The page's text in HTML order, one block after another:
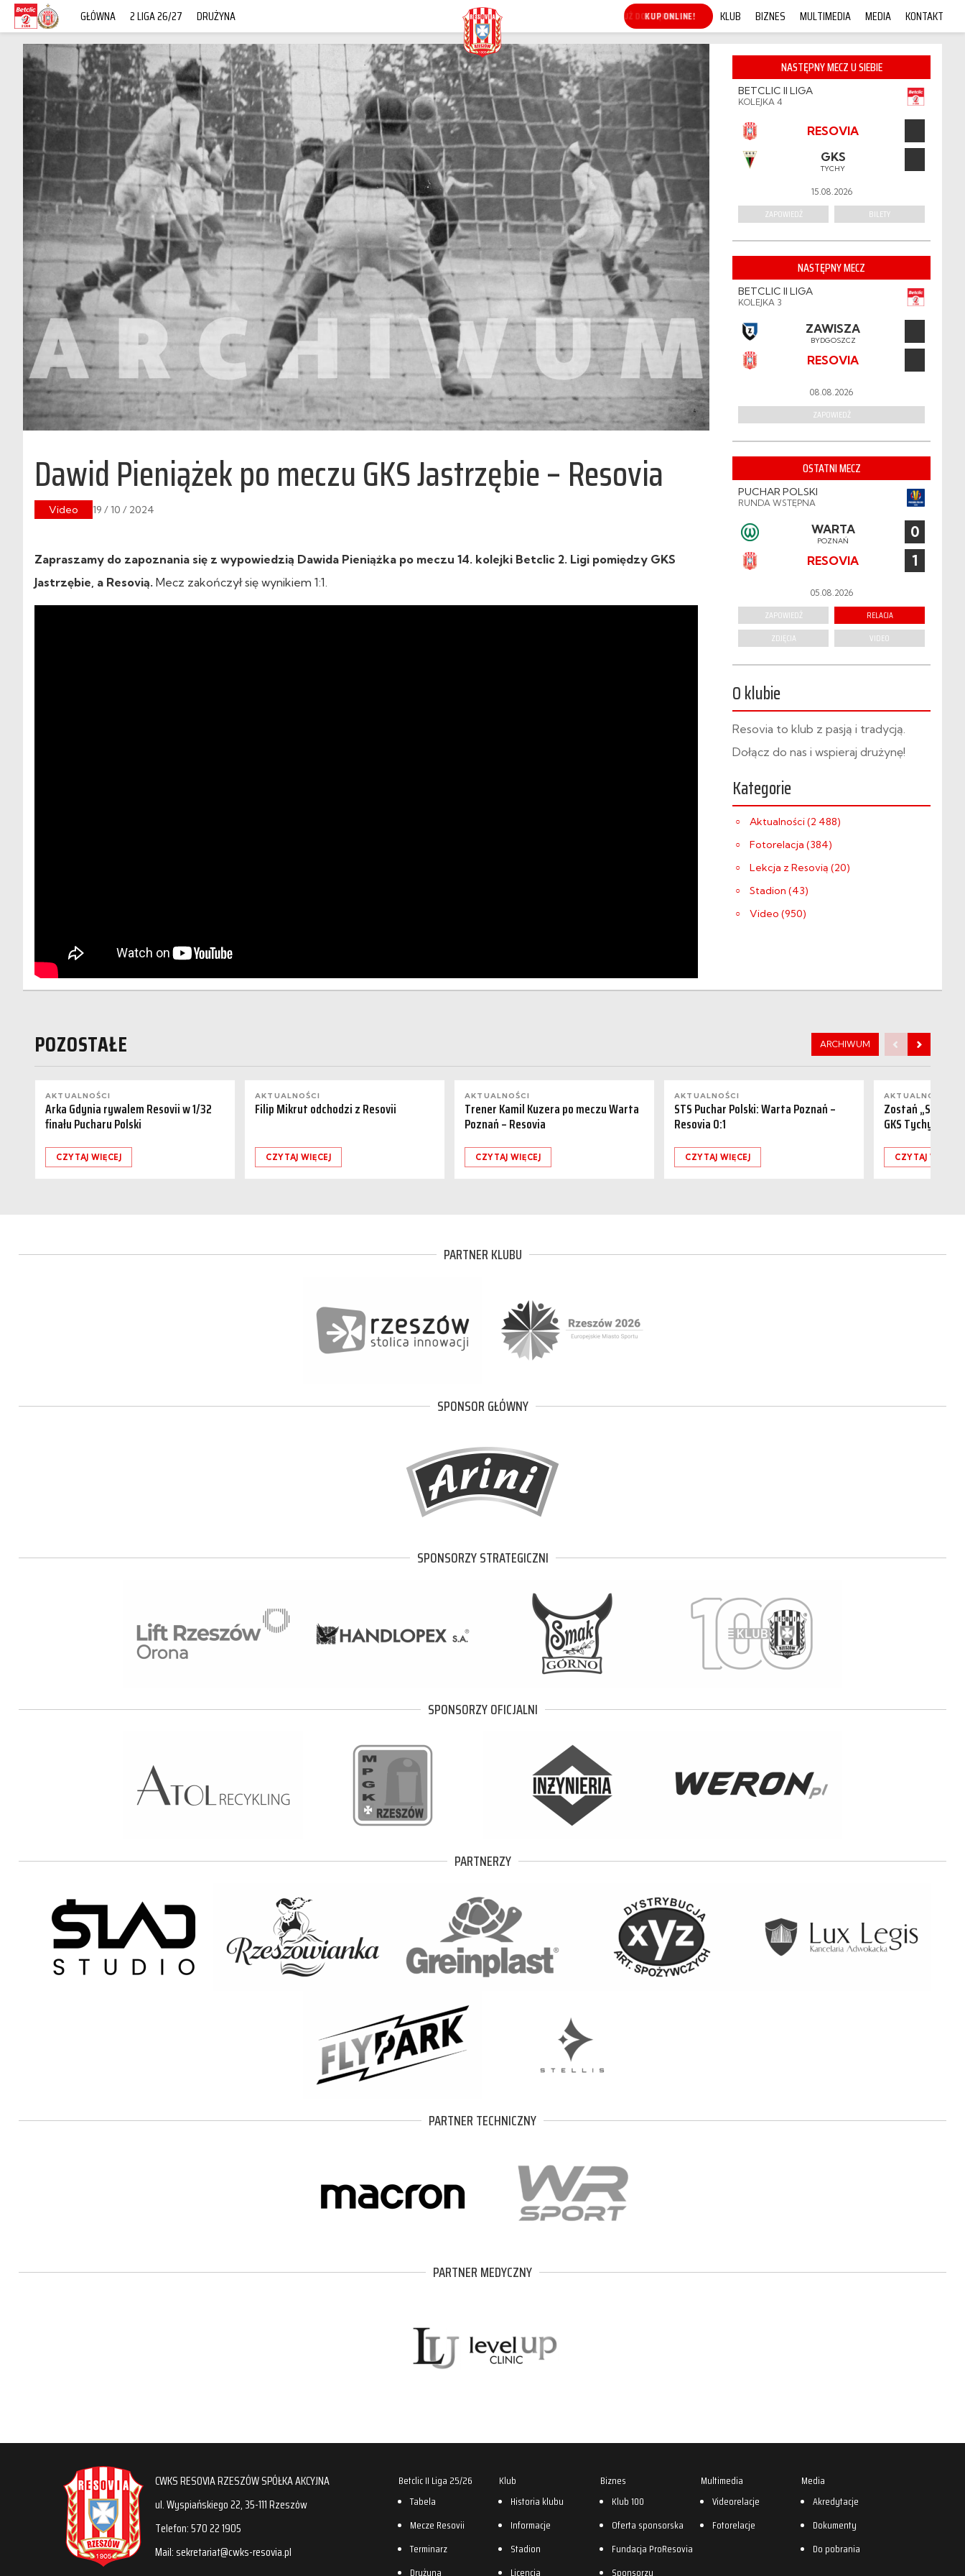
GŁÓWNA 2 LIGA 26/27 DRUŻYNA KUP ONLINE! KLUB BIZNES MULTIMEDIA MEDIA KONTAKT
Dawid Pieniążek po meczu GKS Jastrzębie – Resovia
Video 19 / 10 / 2024
Zapraszamy do zapoznania się z wypowiedzią Dawida Pieniążka po meczu 14. kolejki Betclic 2. Ligi pomiędzy GKS
Jastrzębie, a Resovią. Mecz zakończył się wynikiem 1:1.
NASTĘPNY MECZ U SIEBIE
BETCLIC II LIGA
KOLEJKA 4
RESOVIA
GKS
TYCHY
15.08.2026
ZAPOWIEDŹ BILETY
NASTĘPNY MECZ
BETCLIC II LIGA
KOLEJKA 3
ZAWISZA
BYDGOSZCZ
RESOVIA
08.08.2026
ZAPOWIEDŹ
OSTATNI MECZ
PUCHAR POLSKI
RUNDA WSTĘPNA
WARTA
POZNAŃ 0
RESOVIA 1
05.08.2026
ZAPOWIEDŹ
RELACJA
ZDJĘCIA
VIDEO
O klubie
Resovia to klub z pasją i tradycją.
Dołącz do nas i wspieraj drużynę!
Kategorie
Aktualności (2 488)
Fotorelacja (384)
Lekcja z Resovią (20)
Stadion (43)
Video (950)
POZOSTAŁE ARCHIWUM
AKTUALNOŚCI
Arka Gdynia rywalem Resovii w 1/32
finału Pucharu Polski
CZYTAJ WIĘCEJ
AKTUALNOŚCI
Filip Mikrut odchodzi z Resovii
CZYTAJ WIĘCEJ
AKTUALNOŚCI
Trener Kamil Kuzera po meczu Warta
Poznań – Resovia
CZYTAJ WIĘCEJ
AKTUALNOŚCI
STS Puchar Polski: Warta Poznań –
Resovia 0:1
CZYTAJ WIĘCEJ
AKTUALNOŚCI
Zostań
GKS Tychy
CZYTAJ WIĘCEJ
PARTNER KLUBU
SPONSOR GŁÓWNY
SPONSORZY STRATEGICZNI
SPONSORZY OFICJALNI
PARTNERZY
PARTNER TECHNICZNY
PARTNER MEDYCZNY
CWKS RESOVIA RZESZÓW SPÓŁKA AKCYJNA
ul. Wyspiańskiego 22, 35-111 Rzeszów
Telefon: 570 22 1905
Mail: sekretariat@cwks-resovia.pl
Betclic II Liga 25/26
Tabela
Mecze Resovii
Terminarz
Drużyna
Klub
Historia klubu
Informacje
Stadion
Licencja
Biznes
Klub 100
Oferta sponsorska
Fundacja ProResovia
Sponsorzy
Multimedia
Videorelacje
Fotorelacje
Media
Akredytacje
Dokumenty
Do pobrania